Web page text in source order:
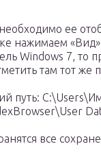
ее
нажимаем
Windows 7, то
там тот же
путь:
все